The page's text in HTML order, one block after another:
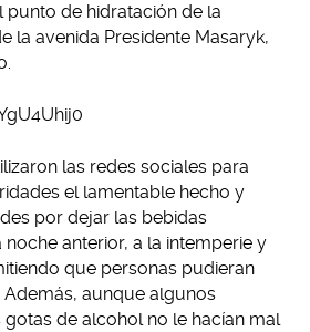
de hidratación de la
la avenida Presidente Masaryk,
las redes sociales para
el lamentable hecho y
por dejar las bebidas
anterior, a la intemperie y
que personas pudieran
aunque algunos
de alcohol no le hacían mal